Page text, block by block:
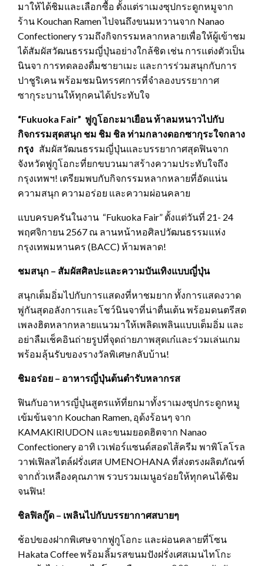
มาให้ได้ชิมและเลือกซื้อ ตั้งแต่ราเมงซุปกระดูกหมูจาก
ร้าน Kouchan Ramen ไปจนถึงขนมหวานจาก Nanao
Confectionery รวมถึงกิจกรรมหลากหลายเพื่อให้ผู้เข้าชม
ได้สัมผัสวัฒนธรรมญี่ปุ่นอย่างใกล้ชิด เช่น การแต่งตัวเป็น
นินจา การทดลองดื่มชายาเมะ และการร่วมสนุกกับการ
ปาชูริเคน พร้อมชมนิทรรศการที่จำลองบรรยากาศ
ซากุระบานให้ทุกคนได้ประทับใจ
“Fukuoka Fair” ฟูกูโอกะมาเยือน ท้าลมหนาวไปกับ
กิจกรรมสุดสนุก ชม ชิม ชิล ท่ามกลางดอกซากุระใจกลาง
กรุง สัมผัสวัฒนธรรมญี่ปุ่นและบรรยากาศสุดฟินจาก
จังหวัดฟูกูโอกะที่ยกขบวนมาสร้างความประทับใจถึง
กรุงเทพฯ! เตรียมพบกับกิจกรรมหลากหลายที่อัดแน่น
ความสนุก ความอร่อย และความผ่อนคลาย
แบบครบครันในงาน “Fukuoka Fair” ตั้งแต่วันที่ 21- 24
พฤศจิกายน 2567 ณ ลานหน้าหอศิลปวัฒนธรรมแห่ง
กรุงเทพมหานคร (BACC) ห้ามพลาด!
ชมสนุก – สัมผัสศิลปะและความบันเทิงแบบญี่ปุ่น
สนุกเต็มอิ่มไปกับการแสดงที่หาชมยาก ทั้งการแสดงวาด
พู่กันสุดอลังการและโชว์นินจาที่น่าตื่นเต้น พร้อมดนตรีสด
เพลงฮิตหลากหลายแนวมาให้เพลิดเพลินแบบเต็มอิ่ม และ
อย่าลืมเช็คอินถ่ายรูปที่จุดถ่ายภาพสุดเก๋และร่วมเล่นเกม
พร้อมลุ้นรับของรางวัลพิเศษกลับบ้าน!
ชิมอร่อย – อาหารญี่ปุ่นต้นตำรับหลากรส
ฟินกับอาหารญี่ปุ่นสูตรแท้ที่ยกมาทั้งราเมงซุปกระดูกหมู
เข้มข้นจาก Kouchan Ramen, อุด้งร้อนๆ จาก
KAMAKIRIUDON และขนมยอดฮิตจาก Nanao
Confectionery อาทิ เวเฟอร์แซนด์สอดไส้ครีม พาพิโลโรล
วาฟเฟิลสไตล์ฝรั่งเศส UMENOHANA ที่ส่งตรงผลิตภัณฑ์
จากถั่วเหลืองคุณภาพ รวบรวมเมนูอร่อยให้ทุกคนได้ชิม
จนฟิน!
ชิลฟิลกู๊ด – เพลินไปกับบรรยากาศสบายๆ
ช้อปของฝากพิเศษจากฟูกูโอกะ และผ่อนคลายที่โซน
Hakata Coffee พร้อมลิ้มรสขนมปังฝรั่งเศสเมนไทโกะ